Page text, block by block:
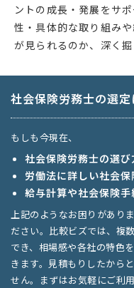
ントの成長・発展をサ
性・具体的な取り組み
が見られるのか、深く
社会保険労務士の選
もしも今現在、
社会保険労務士の選
労働法に詳しい社会
給与計算や社会保険
上記のようなお困りがあり
ださい。比較ビズでは、複
でき、相場感や各社の特色
きます。見積もりしたから
せん。まずはお気軽にご利用